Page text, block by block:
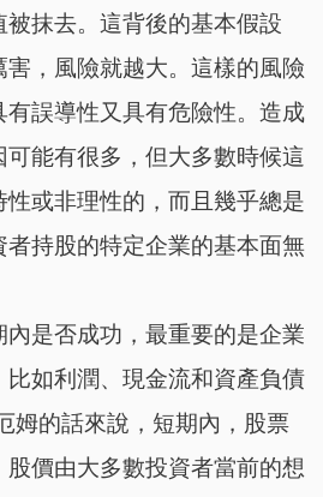
抹去。這背後的基本假設
，風險就越大。這樣的風險
誤導性又具有危險性。造成
能有很多，但大多數時候這
或非理性的，而且幾乎總是
持股的特定企業的基本面無
是否成功，最重要的是企業
比如利潤、現金流和資產負債
姆的話來說，短期內，股票
價由大多數投資者當前的想